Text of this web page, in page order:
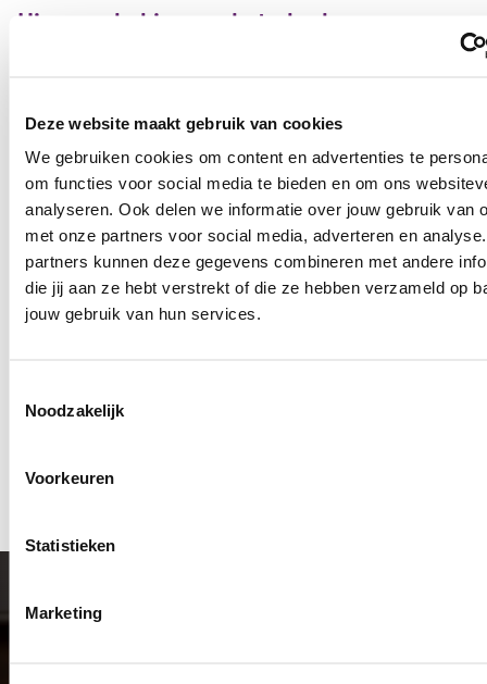
Deze website maakt gebruik van cookies
We gebruiken cookies om content en advertenties te
om functies voor social media te bieden en om ons
analyseren. Ook delen we informatie over jouw gebruik van
met onze partners voor social media, adverteren en
partners kunnen deze gegevens combineren met andere
die jij aan ze hebt verstrekt of die ze hebben verzameld op
jouw gebruik van hun services.
Noodzakelijk
Voorkeuren
Statistieken
Marketing
Hiervoor bel je naar het planbureau
Planbureau
020-6602006
Hiervoor mail je naar de zorgcoördinator
Vragen over mijn zorg
bloemendaal@tzorg.nl
Aangenaam
thuis.